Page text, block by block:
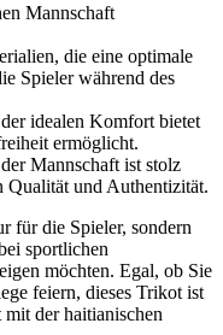
Mannschaft
die eine optimale
Spieler während des
idealen Komfort bietet
ermöglicht.
Mannschaft ist stolz
Qualität und Authentizität.
für die Spieler, sondern
sportlichen
möchten. Egal, ob Sie
feiern, dieses Trikot ist
der haitianischen